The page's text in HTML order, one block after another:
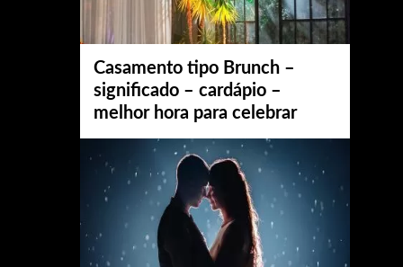
Casamento tipo Brunch –
significado – cardápio –
melhor hora para celebrar